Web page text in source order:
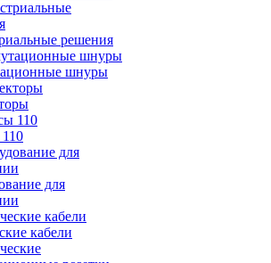
решения
шнуры
для
кабели